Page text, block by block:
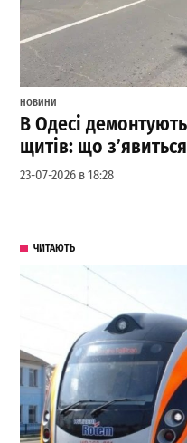
НОВИНИ
В Одесі
щитів: що
23-07-2026 в 18:28
ЧИТАЮТЬ